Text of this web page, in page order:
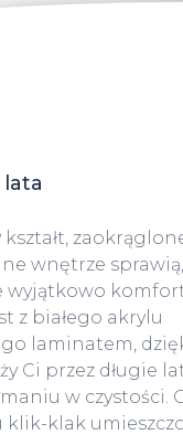
kształt,
wnętrze
wyjątkowo
z białego akrylu
laminatem,
Ci przez długie
w czystości.
klak